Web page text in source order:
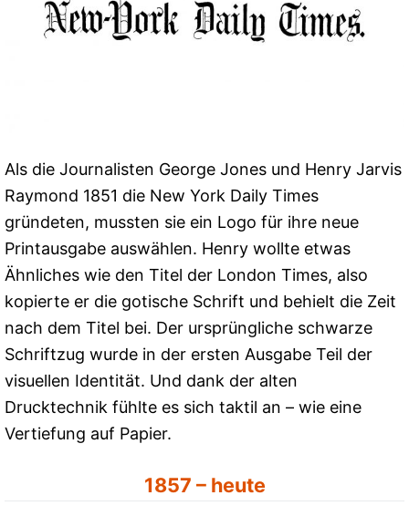
Als die Journalisten George Jones und Henry Jarvis
Raymond 1851 die New York Daily Times
gründeten, mussten sie ein Logo für ihre neue
Printausgabe auswählen. Henry wollte etwas
Ähnliches wie den Titel der London Times, also
kopierte er die gotische Schrift und behielt die Zeit
nach dem Titel bei. Der ursprüngliche schwarze
Schriftzug wurde in der ersten Ausgabe Teil der
visuellen Identität. Und dank der alten
Drucktechnik fühlte es sich taktil an – wie eine
Vertiefung auf Papier.
1857 – heute